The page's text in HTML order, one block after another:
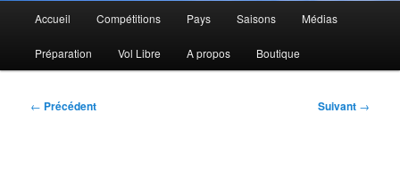
principal
Accueil Compétitions Pays Saisons Médias
Préparation Vol Libre A propos Boutique
Navigation
← Précédent Suivant →